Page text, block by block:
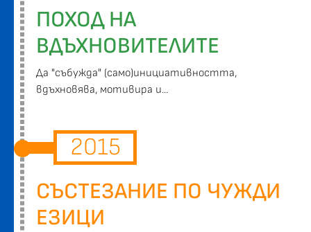
ПОХОД НА
ВДЪХНОВИТЕЛИТЕ
Да "събужда" (само)инициативността,
вдъхновява, мотивира и...
2015
СЪСТЕЗАНИЕ ПО ЧУЖДИ
ЕЗИЦИ